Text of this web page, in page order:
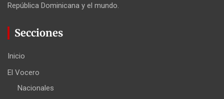
República Dominicana y el mundo.
Secciones
Inicio
El Vocero
Nacionales